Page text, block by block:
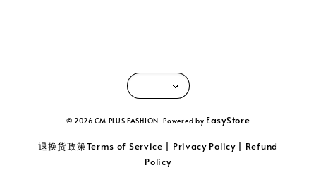
© 2026 CM PLUS FASHION. Powered by EasyStore
退换货政策Terms of Service | Privacy Policy | Refund
Policy